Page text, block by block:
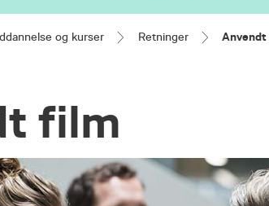
og kurser Retninger
film